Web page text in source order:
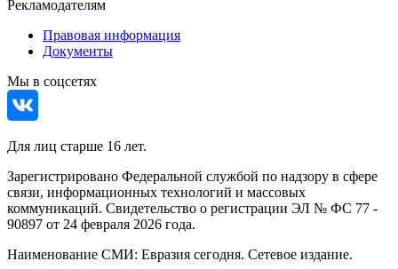
Рекламодателям
Правовая информация
Документы
Мы в соцсетях
Для лиц старше 16 лет.
Зарегистрировано Федеральной службой по надзору в сфере
связи, информационных технологий и массовых
коммуникаций. Свидетельство о регистрации ЭЛ № ФС 77 -
90897 от 24 февраля 2026 года.
Наименование СМИ: Евразия сегодня. Сетевое издание.